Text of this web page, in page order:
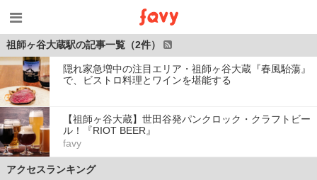
祖師ヶ谷大蔵駅の記事一覧（2件）
隠れ家急増中の注目エリア・祖師ヶ谷大蔵『春風駘蕩』
で、ビストロ料理とワインを堪能する
【祖師ヶ谷大蔵】世田谷発パンクロック・クラフトビー
ル！『RIOT BEER』
favy
アクセスランキング